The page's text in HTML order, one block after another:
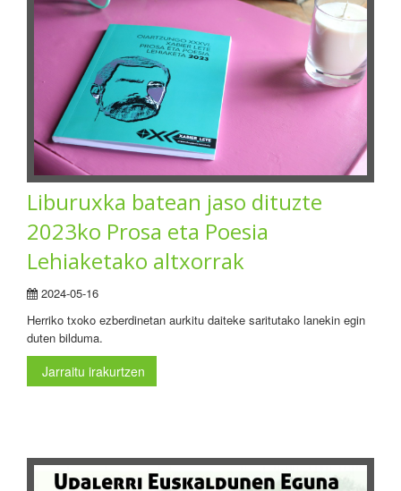
Liburuxka batean jaso dituzte
2023ko Prosa eta Poesia
Lehiaketako altxorrak
2024-05-16
Herriko txoko ezberdinetan aurkitu daiteke saritutako lanekin egin
duten bilduma.
Jarraitu irakurtzen